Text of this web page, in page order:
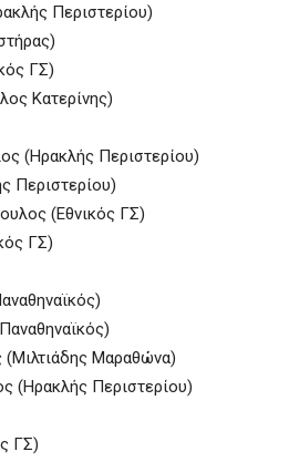
Περιστερίου)
ΓΣ)
Κατερίνης)
(Ηρακλής Περιστερίου)
Περιστερίου)
(Εθνικός ΓΣ)
ΓΣ)
Μαραθώνα)
(Ηρακλής Περιστερίου)
ΓΣ)